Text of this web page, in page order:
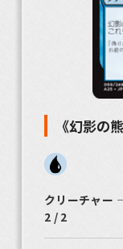
《幻影の
クリーチャー
2 / 2